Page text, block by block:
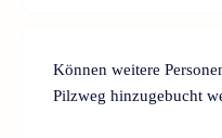
Können weitere
Pilzweg hinzugebucht